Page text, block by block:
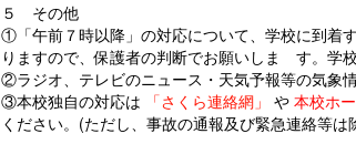
５ その他
①「午前７時以降」の対応について、学校に到着
りますので、保護者の判断でお願いしま す。学
②ラジオ、テレビのニュース・天気予報等の気象
③本校独自の対応は
「さくら連絡網」 や 本校ホ
ください。(ただし、事故の通報及び緊急連絡等は